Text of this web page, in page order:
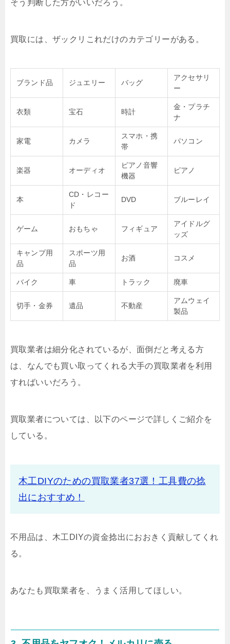
そう判断した方がいいだろう。
買取には、ザックリこれだけのカテゴリーがある。
ブランド品 ジュエリー バッグ
アクセサリ
ー
衣類 宝石 時計
金・プラチ
ナ
家電 カメラ
スマホ・携
帯
パソコン
楽器 オーディオ
ピアノ音響
機器
ピアノ
本
CD・レコー
ド
DVD ブルーレイ
ゲーム おもちゃ フィギュア
アイドルグ
ッズ
キャンプ用
品
スポーツ用
品
お酒 コスメ
バイク 車 トラック 廃車
切手・金券 遺品 不動産
アムウェイ
製品
買取業者は細分化されているが、面倒だと考える方
は、なんでも買い取ってくれる大手の買取業者を利用
すればいいだろう。
買取業者については、以下のページで詳しくご紹介を
している。
木工DIYのための買取業者37選！工具費の捻
出におすすめ！
不用品は、木工DIYの資金捻出におおきく貢献してくれ
る。
あなたも買取業者を、うまく活用してほしい。